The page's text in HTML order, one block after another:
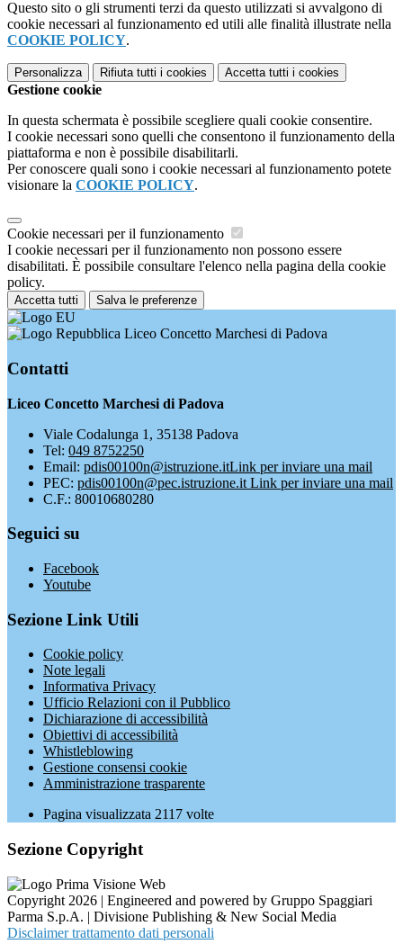
Questo sito o gli strumenti terzi da questo utilizzati si avvalgono di
cookie necessari al funzionamento ed utili alle finalità illustrate nella
COOKIE POLICY.
Personalizza Rifiuta tutti i cookies Accetta tutti i cookies
Gestione cookie
In questa schermata è possibile scegliere quali cookie consentire.
I cookie necessari sono quelli che consentono il funzionamento della
piattaforma e non è possibile disabilitarli.
Per conoscere quali sono i cookie necessari al funzionamento potete
visionare la COOKIE POLICY.
Cookie necessari per il funzionamento
I cookie necessari per il funzionamento non possono essere
disabilitati. È possibile consultare l'elenco nella pagina della cookie
policy.
Accetta tutti Salva le preferenze
Liceo Concetto Marchesi di Padova
Contatti
Liceo Concetto Marchesi di Padova
Viale Codalunga 1, 35138 Padova
Tel: 049 8752250
Email: pdis00100n@istruzione.itLink per inviare una mail
PEC: pdis00100n@pec.istruzione.it Link per inviare una mail
C.F.: 80010680280
Seguici su
Facebook
Youtube
Sezione Link Utili
Cookie policy
Note legali
Informativa Privacy
Ufficio Relazioni con il Pubblico
Dichiarazione di accessibilità
Obiettivi di accessibilità
Whistleblowing
Gestione consensi cookie
Amministrazione trasparente
Pagina visualizzata 2117 volte
Sezione Copyright
Copyright 2026 | Engineered and powered by Gruppo Spaggiari
Parma S.p.A. | Divisione Publishing & New Social Media
Disclaimer trattamento dati personali